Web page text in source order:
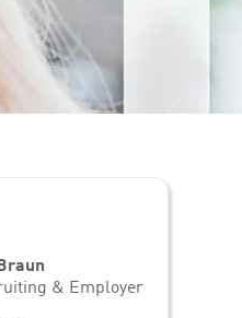
& Employer